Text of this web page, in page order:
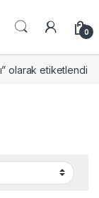
0
olarak etiketlendi